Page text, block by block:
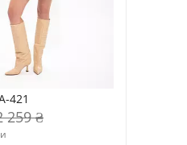
421
259 ₴